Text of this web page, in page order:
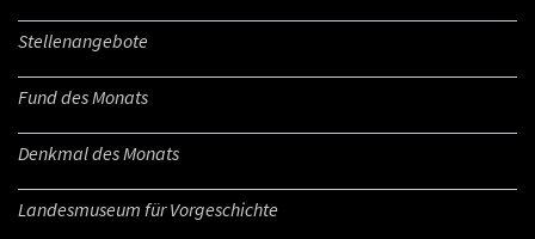
Stellenangebote
Fund des Monats
Denkmal des Monats
Landesmuseum für Vorgeschichte